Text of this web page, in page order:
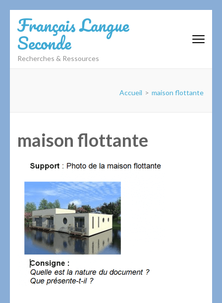
au
contenu
(Pressez
Entrée)
Français Langue
Seconde
Recherches & Ressources
Accueil > maison flottante
maison flottante